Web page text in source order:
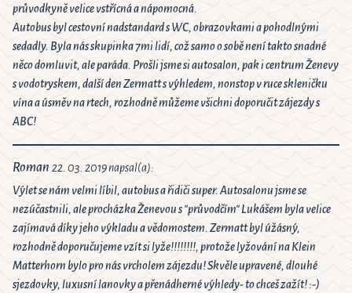
Close
průvodkyně velice vstřícná a nápomocná.
Autobus byl cestovní nadstandard s WC, obrazovkami a pohodlnými
sedadly. Byla nás skupinka 7mi lidí, což samo o sobě není takto snadné
něco domluvit, ale paráda. Prošli jsme si autosalon, pak i centrum Ženevy
s vodotryskem, další den Zermatt s výhledem, nonstop v ruce skleničku
vína a úsměv na rtech, rozhodně můžeme všichni doporučit zájezdy s
ABC!
Roman 22. 03. 2019 napsal(a):
Výlet se nám velmi líbil, autobus a řidiči super. Autosalonu jsme se
nezúčastnili, ale procházka Ženevou s "průvodčím" Lukášem byla velice
zajímavá díky jeho výkladu a vědomostem. Zermatt byl úžásný,
rozhodně doporučujeme vzít si lyže!!!!!!!!, protože lyžování na Klein
Matterhorn bylo pro nás vrcholem zájezdu! Skvěle upravené, dlouhé
sjezdovky, luxusní lanovky a přenádherné výhledy- to chceš zažít! :-)